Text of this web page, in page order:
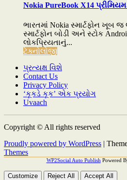
Nokia PureBook X14
ભારતમાં Nokia સ્માર્ટફોન ખૂબ
સ્માર્ટફોન બોડી અને સ્ટોક
લોકપ્રિયતાનું...
ટેક્નોલોજી
પ્રત્યક્ષ વિશે
Contact Us
Privacy Policy
‘કૂકડે કૂક’ એક પ્રયોગ
Uvaach
Copyright © All rights reserved
Proudly powered by WordPress |
Themes
WP2Social Auto Publish Powered
Customize Reject All Accept All